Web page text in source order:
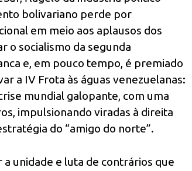
bolivariano perde por
em meio aos aplausos dos
o socialismo da segunda
e, em pouco tempo, é premiado
a IV Frota às águas venezuelanas:
mundial galopante, com uma
impulsionando viradas à direita
do “amigo do norte”.
unidade e luta de contrários que